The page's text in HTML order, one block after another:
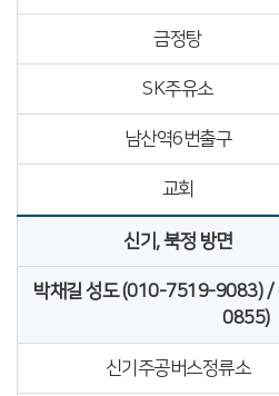
금정탕
SK주유소
남산역6번출구
교회
신기, 북정 방면
박채길 성도 (010-7519-9083)
0855)
신기주공버스정류소